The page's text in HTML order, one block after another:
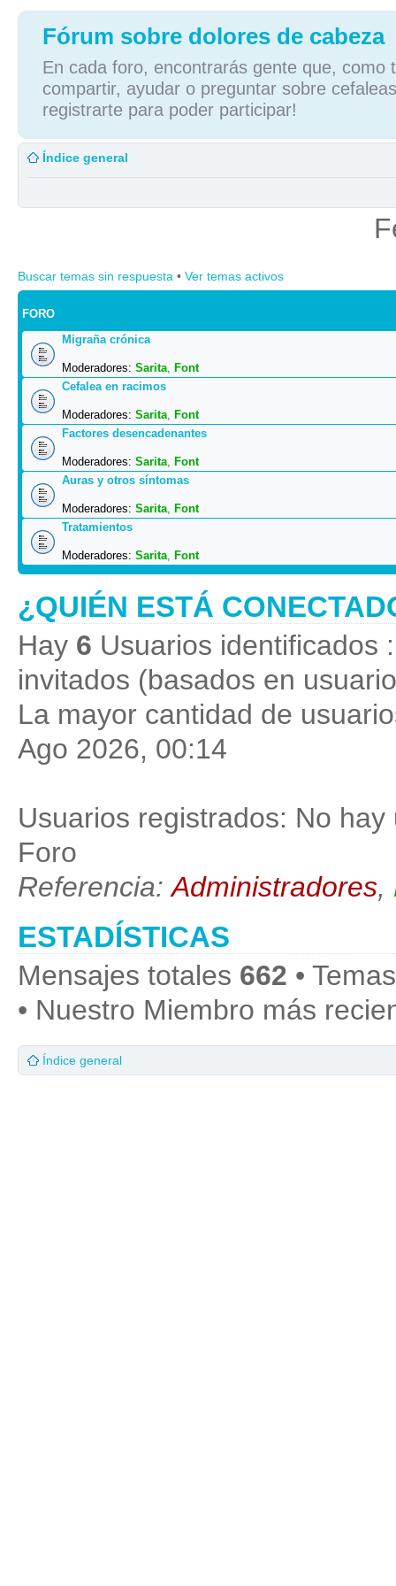
Fórum sobre dolores de cabeza
En cada foro, encontrarás gente que, como
compartir, ayudar o preguntar sobre
registrarte para poder participar!
Índice general
Buscar temas sin respuesta • Ver temas activos
FORO
Migraña crónica
Moderadores: Sarita, Font
Cefalea en racimos
Moderadores: Sarita, Font
Factores desencadenantes
Moderadores: Sarita, Font
Auras y otros síntomas
Moderadores: Sarita, Font
Tratamientos
Moderadores: Sarita, Font
¿QUIÉN ESTÁ
Hay 6 Usuarios identificados
invitados (basados en
La mayor cantidad de
Ago 2026, 00:14
Usuarios registrados: No
Foro
Referencia:Administradores,
ESTADÍSTICAS
Mensajes totales 662 •
• Nuestro Miembro más
Índice general